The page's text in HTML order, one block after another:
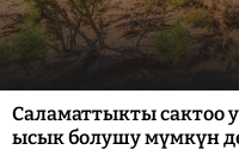
Саламаттыкты сактоо
ысык болушу мүмкүн